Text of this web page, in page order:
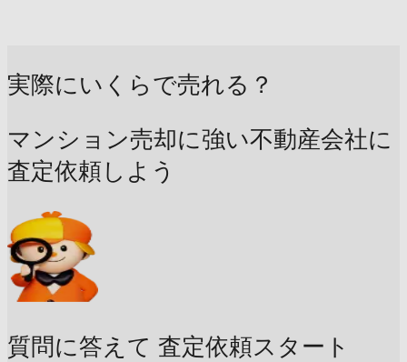
実際にいくらで売れる？
マンション売却に強い不動産会社に
査定依頼しよう
質問に答えて 査定依頼スタート